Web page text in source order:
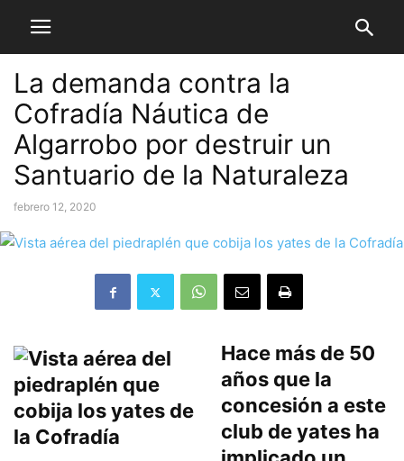
La demanda contra la
Cofradía Náutica de
Algarrobo por destruir un
Santuario de la Naturaleza
febrero 12, 2020
Hace más de 50
años que la
concesión a este
club de yates ha